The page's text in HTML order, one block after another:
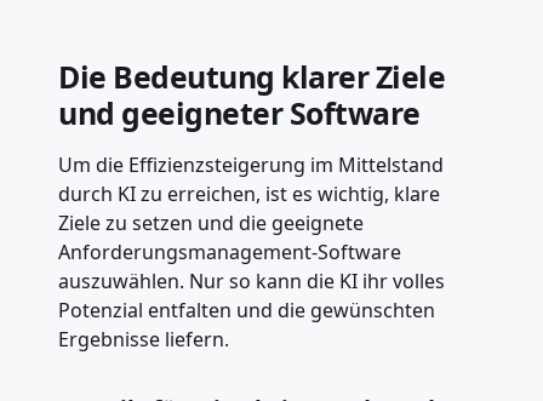
Die Bedeutung klarer Ziele
und geeigneter Software
Um die Effizienzsteigerung im Mittelstand
durch KI zu erreichen, ist es wichtig, klare
Ziele zu setzen und die geeignete
Anforderungsmanagement-Software
auszuwählen. Nur so kann die KI ihr volles
Potenzial entfalten und die gewünschten
Ergebnisse liefern.